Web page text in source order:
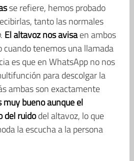
se refiere, hemos probado
tanto las normales
. El altavoz nos avisaen ambos
cuando tenemos una llamada
es que en WhatsApp no nos
para descolgar la
ambas son exactamente
muy bueno aunque el
del ruidodel altavoz, lo que
la escucha a la persona